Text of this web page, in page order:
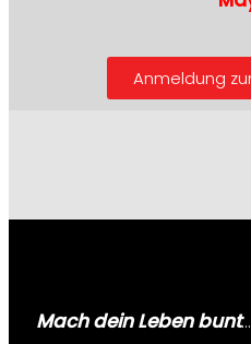
Anmeldung
Mach dein Leben bunt